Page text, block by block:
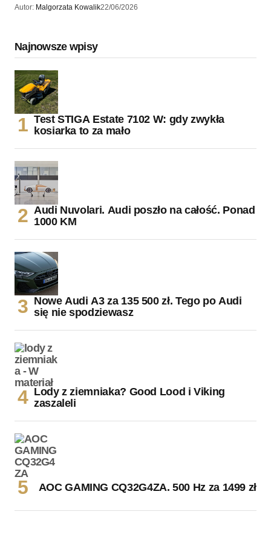
Autor: Malgorzata Kowalik22/06/2026
Najnowsze wpisy
Test STIGA Estate 7102 W: gdy zwykła
kosiarka to za mało
Audi Nuvolari. Audi poszło na całość. Ponad
1000 KM
Nowe Audi A3 za 135 500 zł. Tego po Audi
się nie spodziewasz
Lody z ziemniaka? Good Lood i Viking
zaszaleli
AOC GAMING CQ32G4ZA. 500 Hz za 1499 zł